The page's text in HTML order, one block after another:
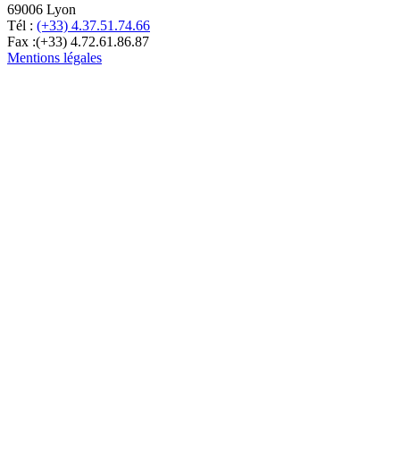
69006 Lyon
Tél : (+33) 4.37.51.74.66
Fax :(+33) 4.72.61.86.87
Mentions légales